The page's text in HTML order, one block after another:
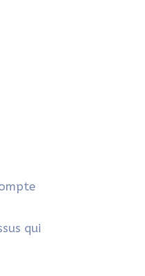
qui